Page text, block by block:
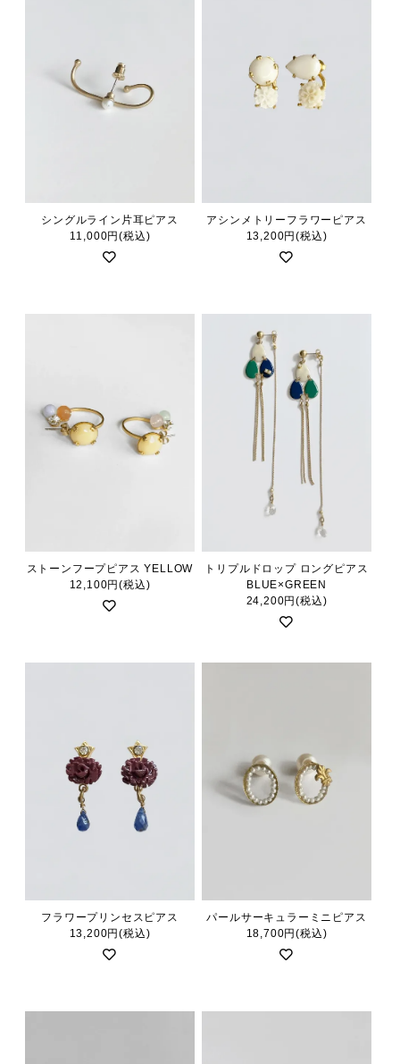
シングルライン片耳ピアス
11,000円(税込)
アシンメトリーフラワーピアス
13,200円(税込)
ストーンフープピアス YELLOW
12,100円(税込)
トリプルドロップ ロングピアス
BLUE×GREEN
24,200円(税込)
フラワープリンセスピアス
13,200円(税込)
パールサーキュラーミニピアス
18,700円(税込)